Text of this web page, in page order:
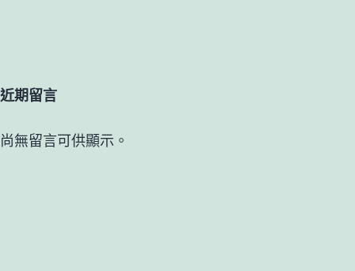
近期留言
尚無留言可供顯示。